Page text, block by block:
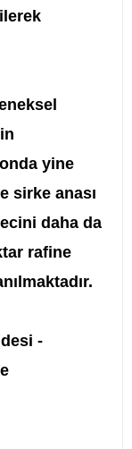
yine
sirke anası
daha da
rafine
-